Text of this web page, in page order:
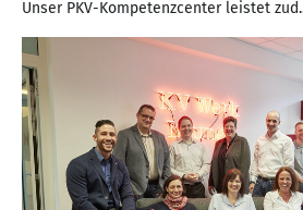
Unser PKV-Kompetenzcenter leistet